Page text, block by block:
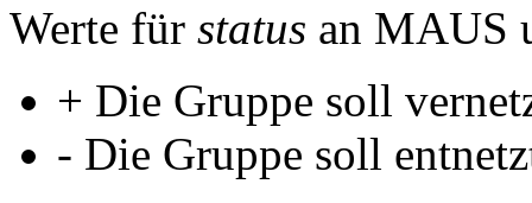
Werte für status an MAUS
+ Die Gruppe soll
- Die Gruppe soll